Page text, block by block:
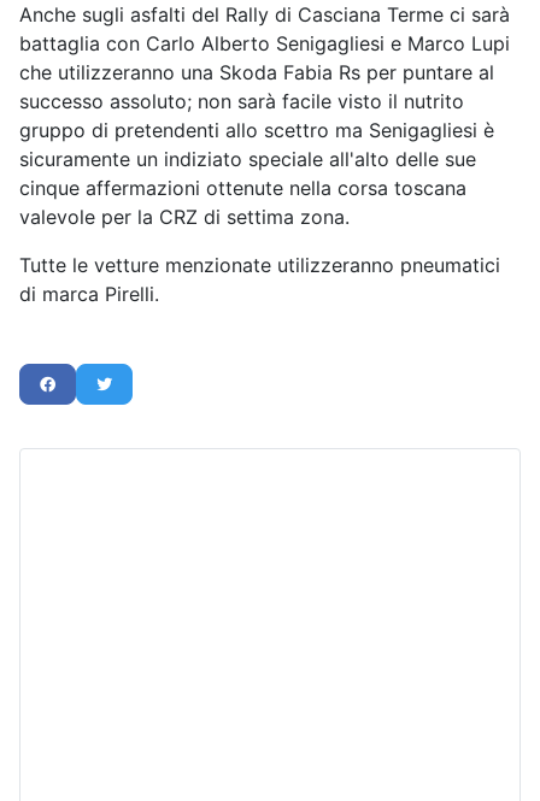
Anche sugli asfalti del Rally di Casciana Terme ci sarà
battaglia con Carlo Alberto Senigagliesi e Marco Lupi
che utilizzeranno una Skoda Fabia Rs per puntare al
successo assoluto; non sarà facile visto il nutrito
gruppo di pretendenti allo scettro ma Senigagliesi è
sicuramente un indiziato speciale all'alto delle sue
cinque affermazioni ottenute nella corsa toscana
valevole per la CRZ di settima zona.
Tutte le vetture menzionate utilizzeranno pneumatici
di marca Pirelli.